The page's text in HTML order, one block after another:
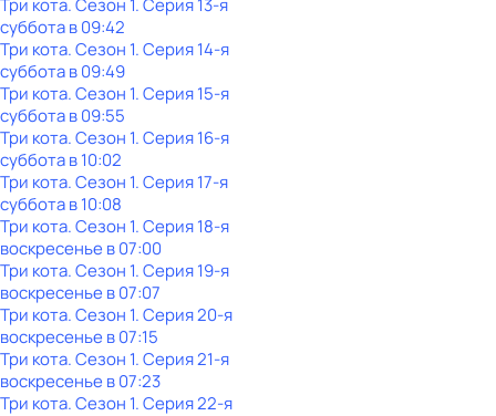
Три кота. Сезон 1. Серия 13-я
субботав09:42
Три кота. Сезон 1. Серия 14-я
субботав09:49
Три кота. Сезон 1. Серия 15-я
субботав09:55
Три кота. Сезон 1. Серия 16-я
субботав10:02
Три кота. Сезон 1. Серия 17-я
субботав10:08
Три кота. Сезон 1. Серия 18-я
воскресенье в07:00
Три кота. Сезон 1. Серия 19-я
воскресенье в07:07
Три кота. Сезон 1. Серия 20-я
воскресенье в07:15
Три кота. Сезон 1. Серия 21-я
воскресенье в07:23
Три кота. Сезон 1. Серия 22-я